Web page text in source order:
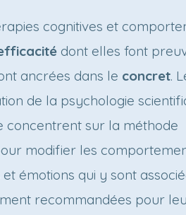
cognitives et
dont elles font
ancrées dans le concret.
de la psychologie
concentrent sur la méthode
modifier les
émotions qui y sont
recommandées pour